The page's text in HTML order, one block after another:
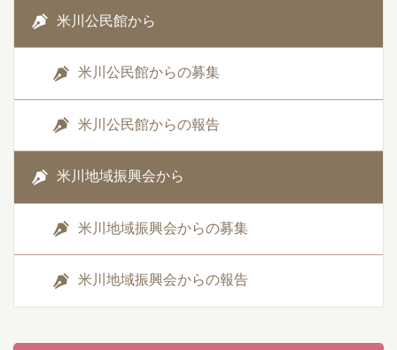
米川公民館から
米川公民館からの募集
米川公民館からの報告
米川地域振興会から
米川地域振興会からの募集
米川地域振興会からの報告